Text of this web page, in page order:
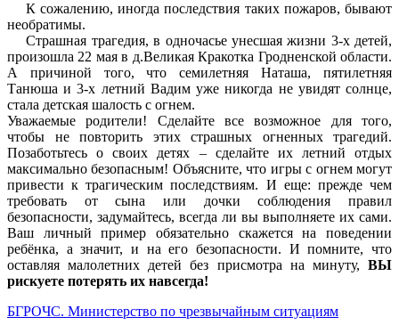
К сожалению, иногда последствия таких пожаров, бывают
необратимы.
Страшная трагедия, в одночасье унесшая жизни 3-х детей,
произошла 22 мая в д.Великая Кракотка Гродненской области.
А причиной того, что семилетняя Наташа, пятилетняя
Танюша и 3-х летний Вадим уже никогда не увидят солнце,
стала детская шалость с огнем.
Уважаемые родители! Сделайте все возможное для того,
чтобы не повторить этих страшных огненных трагедий.
Позаботьтесь о своих детях – сделайте их летний отдых
максимально безопасным! Объясните, что игры с огнем могут
привести к трагическим последствиям. И еще: прежде чем
требовать от сына или дочки соблюдения правил
безопасности, задумайтесь, всегда ли вы выполняете их сами.
Ваш личный пример обязательно скажется на поведении
ребёнка, а значит, и на его безопасности. И помните, что
оставляя малолетних детей без присмотра на минуту, ВЫ
рискуете потерять их навсегда!
БГРОЧС. Министерство по чрезвычайным ситуациям